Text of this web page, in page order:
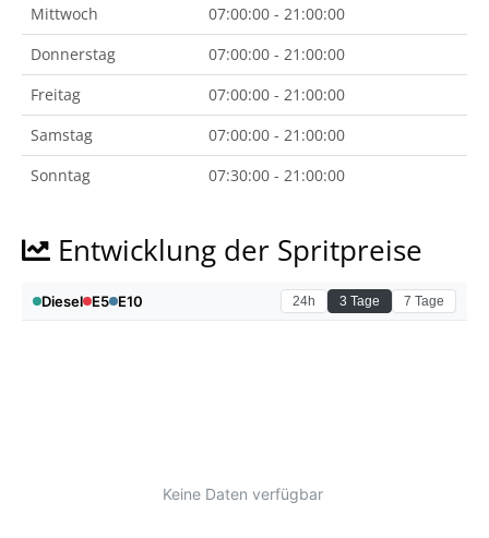
Mittwoch
07:00:00 - 21:00:00
Donnerstag
07:00:00 - 21:00:00
Freitag
07:00:00 - 21:00:00
Samstag
07:00:00 - 21:00:00
Sonntag
07:30:00 - 21:00:00
Entwicklung der Spritpreise